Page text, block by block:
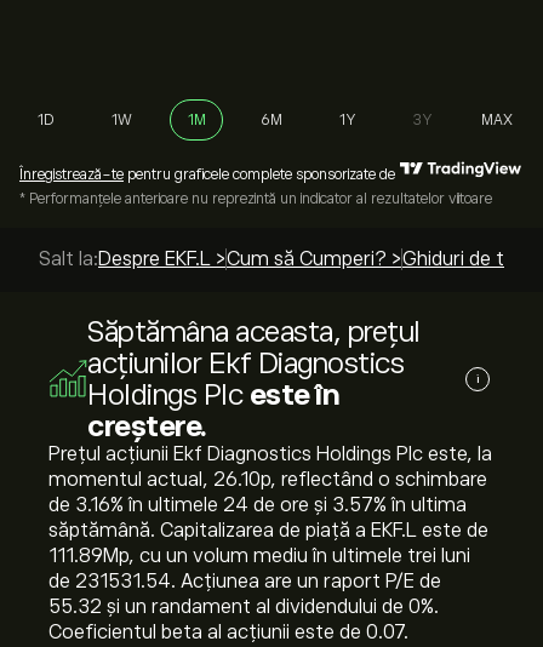
1D 1W 1M 6M 1Y 3Y MAX
Înregistrează-te pentru graficele complete sponsorizate de
* Performanțele anterioare nu reprezintă un indicator al rezultatelor viitoare
Salt la:Despre EKF.L >Cum să Cumperi? >Ghiduri de top >
Săptămâna aceasta, prețul
acțiunilor Ekf Diagnostics
Holdings Plc este în
creștere.
i
Prețul acțiunii Ekf Diagnostics Holdings Plc este, la
momentul actual, 26.10‎p‎, reflectând o schimbare
de ‎3.16‎% în ultimele 24 de ore și ‎3.57‎% în ultima
săptămână. Capitalizarea de piață a EKF.L este de
111.89M‎p‎, cu un volum mediu în ultimele trei luni
de 231531.54. Acțiunea are un raport P/E de
55.32 și un randament al dividendului de 0%.
Coeficientul beta al acțiunii este de 0.07.